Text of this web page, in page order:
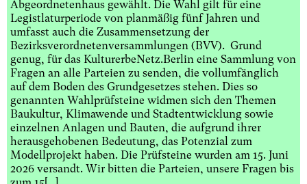
Abgeordnetenhaus gewählt. Die Wahl gilt für eine
Legistlaturperiode von planmäßig fünf Jahren und
umfasst auch die Zusammensetzung der
Bezirksverordnetenversammlungen (BVV). Grund
genug, für das KulturerbeNetz.Berlin eine Sammlung von
Fragen an alle Parteien zu senden, die vollumfänglich
auf dem Boden des Grundgesetzes stehen. Dies so
genannten Wahlprüfsteine widmen sich den Themen
Baukultur, Klimawende und Stadtentwicklung sowie
einzelnen Anlagen und Bauten, die aufgrund ihrer
herausgehobenen Bedeutung, das Potenzial zum
Modellprojekt haben. Die Prüfsteine wurden am 15. Juni
2026 versandt. Wir bitten die Parteien, unsere Fragen bis